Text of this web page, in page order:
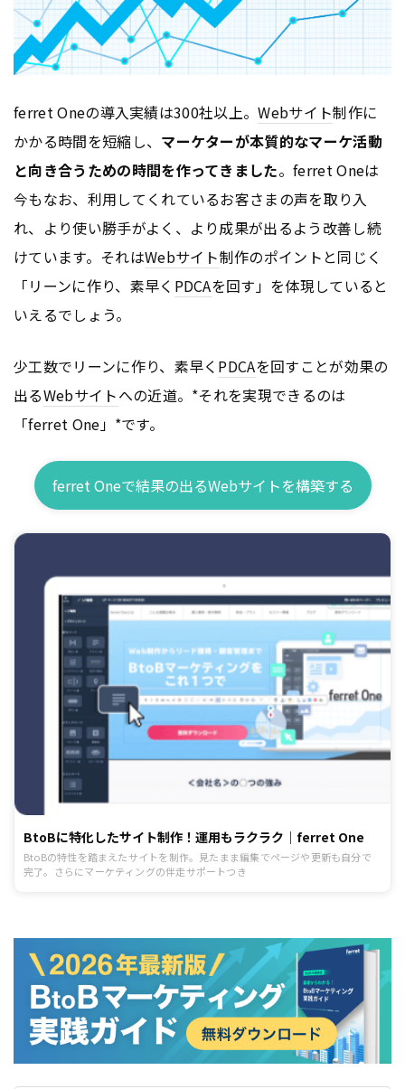
ferret Oneの導入実績は300社以上。Webサイト制作に
かかる時間を短縮し、 マーケターが本質的なマーケ活動
と向き合うための時間を作ってきました。ferret Oneは
今もなお、利用してくれているお客さまの声を取り入
れ、より使い勝手がよく、より成果が出るよう改善し続
けています。それはWebサイト制作のポイントと同じく
「リーンに作り、素早く PDCAを回す」を体現していると
いえるでしょう。
少工数でリーンに作り、素早く PDCAを回すことが効果の
出るWebサイトへの近道。*それを実現できるのは
「ferret One」*です。
ferret Oneで結果の出るWebサイトを構築する
BtoBに特化したサイト制作！運用もラクラク｜ferret One
BtoBの特性を踏まえたサイトを制作。見たまま編集でページや更新も自分で
完了。さらにマーケティングの伴走サポートつき